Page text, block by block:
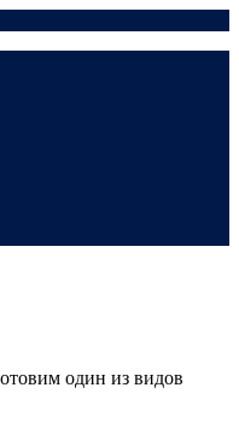
один из видов